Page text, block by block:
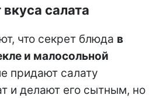
салата
что секрет блюда в
и малосольной
придают салату
и делают его сытным, но